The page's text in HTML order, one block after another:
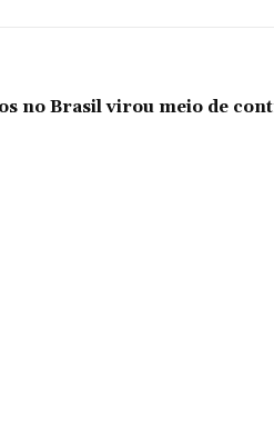
no Brasil virou meio de